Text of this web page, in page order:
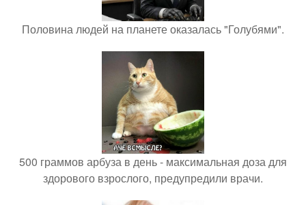
Половина людей на планете оказалась "Голубями".
500 граммов арбуза в день - максимальная доза для
здорового взрослого, предупредили врачи.